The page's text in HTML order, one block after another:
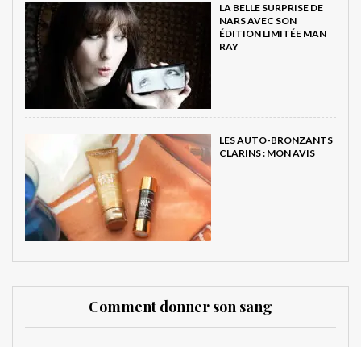
LA BELLE SURPRISE DE
NARS AVEC SON
ÉDITION LIMITÉE MAN
RAY
LES AUTO-BRONZANTS
CLARINS : MON AVIS
Comment donner son sang